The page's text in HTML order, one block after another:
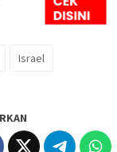
Israel